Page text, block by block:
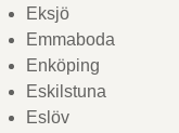
Eksjö
Emmaboda
Enköping
Eskilstuna
Eslöv